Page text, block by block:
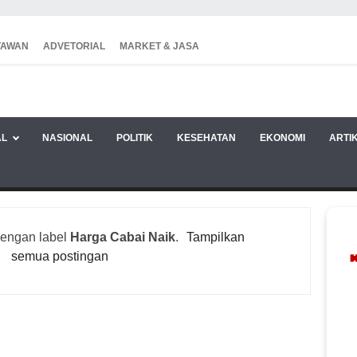
ADVETORIAL MARKET & JASA
NASIONAL POLITIK KESEHATAN EKONOMI
label Harga Cabai Naik.
Tampilkan
semua postingan